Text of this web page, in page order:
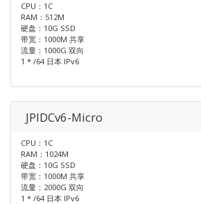
CPU：1C
RAM：512M
硬盘：10G SSD
带宽：1000M 共享
流量：1000G 双向
1 * /64 日本 IPv6
JPIDCv6-Micro
CPU：1C
RAM：1024M
硬盘：10G SSD
带宽：1000M 共享
流量：2000G 双向
1 * /64 日本 IPv6